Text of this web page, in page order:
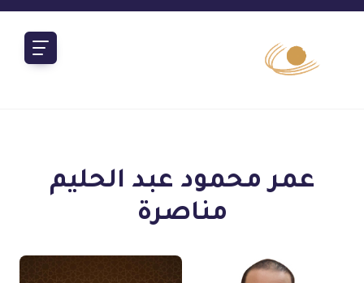
عمر محمود عبد الحليم
مناصرة